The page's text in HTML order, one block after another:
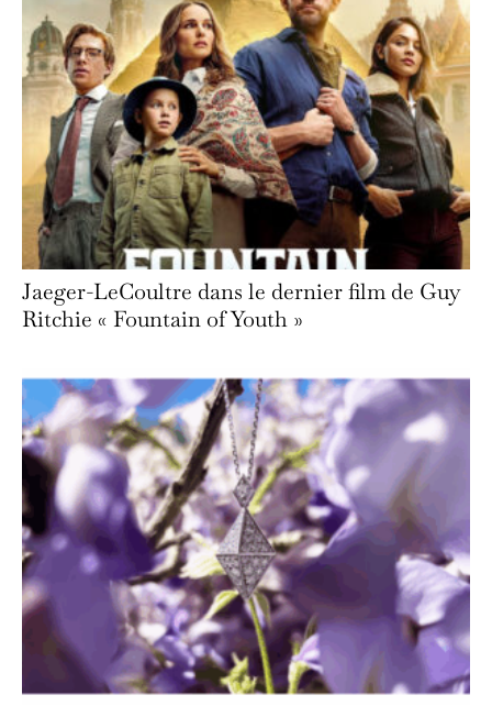
Jaeger-LeCoultre dans le dernier film de Guy
Ritchie « Fountain of Youth »